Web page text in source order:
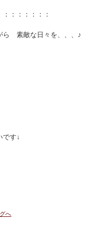
：：：：：：
素敵な日々を、、、♪
です↓
へ